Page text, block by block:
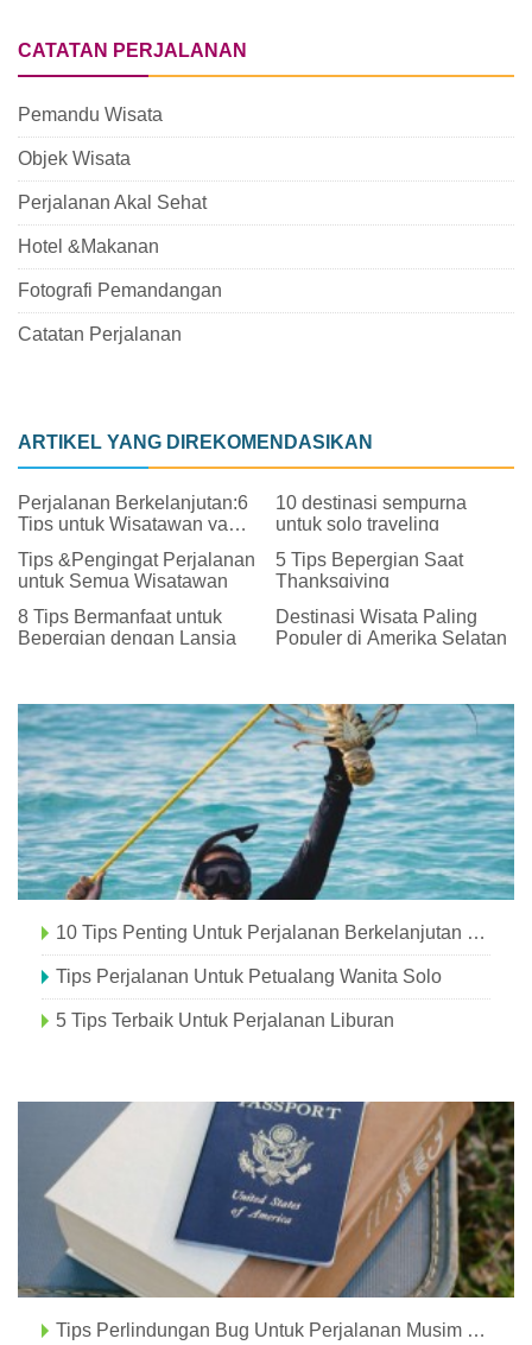
CATATAN PERJALANAN
Pemandu Wisata
Objek Wisata
Perjalanan Akal Sehat
Hotel &Makanan
Fotografi Pemandangan
Catatan Perjalanan
ARTIKEL YANG DIREKOMENDASIKAN
Perjalanan Berkelanjutan:6
Tips untuk Wisatawan yang
10 destinasi sempurna
untuk solo traveling
Tips &Pengingat Perjalanan
untuk Semua Wisatawan
5 Tips Bepergian Saat
Thanksgiving
8 Tips Bermanfaat untuk
Bepergian dengan Lansia
Destinasi Wisata Paling
Populer di Amerika Selatan
10 Tips Penting Untuk Perjalanan Berkelanjutan Di Hawaii
Tips Perjalanan Untuk Petualang Wanita Solo
5 Tips Terbaik Untuk Perjalanan Liburan
Tips Perlindungan Bug Untuk Perjalanan Musim Panas